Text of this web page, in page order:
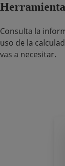
Consulta la
uso de la
vas a necesitar.